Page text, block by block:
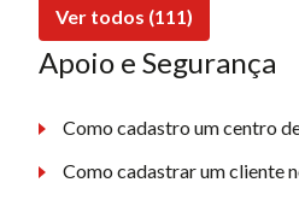
Ver todos (111)
Apoio e Segurança
Como cadastro um centro
Como cadastrar um cliente